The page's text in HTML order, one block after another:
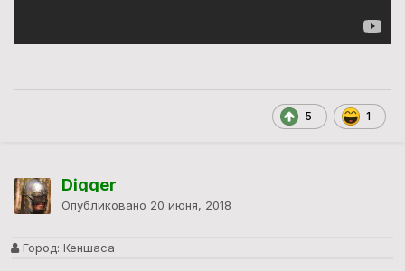
5 1
Digger
Опубликовано 20 июня, 2018
Город: Кеншаса